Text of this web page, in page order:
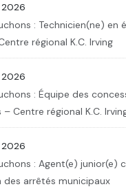
: Technicien(ne) en
régional K.C. Irving
: Équipe des
Centre régional K.C.
: Agent(e) junior(e)
arrêtés municipaux